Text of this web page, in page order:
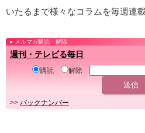
いたるまで様々なコラムを毎週連
メルマガ購読・解除
週刊・テレビる毎日
購読 解除
>> バックナンバー